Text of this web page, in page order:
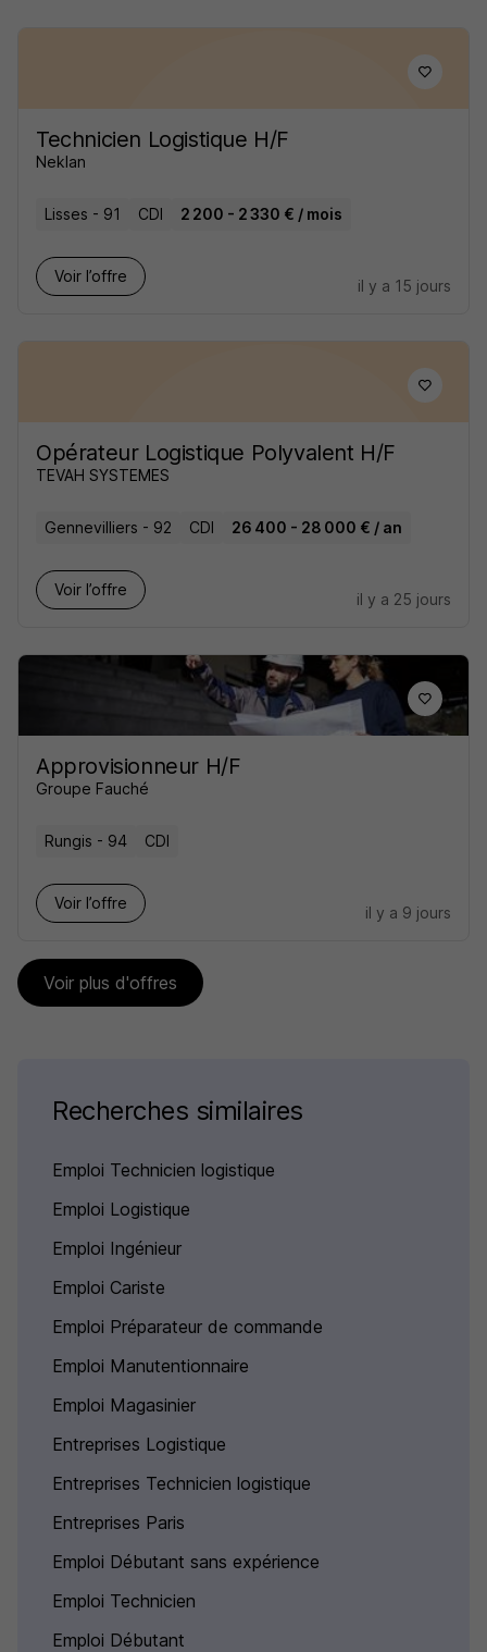
Technicien Logistique H/F
Neklan
Lisses - 91 CDI 2 200 - 2 330 € / mois
Voir l’offre
il y a 15 jours
Opérateur Logistique Polyvalent H/F
TEVAH SYSTEMES
Gennevilliers - 92 CDI 26 400 - 28 000 € / an
Voir l’offre
il y a 25 jours
Approvisionneur H/F
Groupe Fauché
Rungis - 94 CDI
Voir l’offre
il y a 9 jours
Voir plus d'offres
Recherches similaires
Emploi Technicien logistique
Emploi Logistique
Emploi Ingénieur
Emploi Cariste
Emploi Préparateur de commande
Emploi Manutentionnaire
Emploi Magasinier
Entreprises Logistique
Entreprises Technicien logistique
Entreprises Paris
Emploi Débutant sans expérience
Emploi Technicien
Emploi Débutant